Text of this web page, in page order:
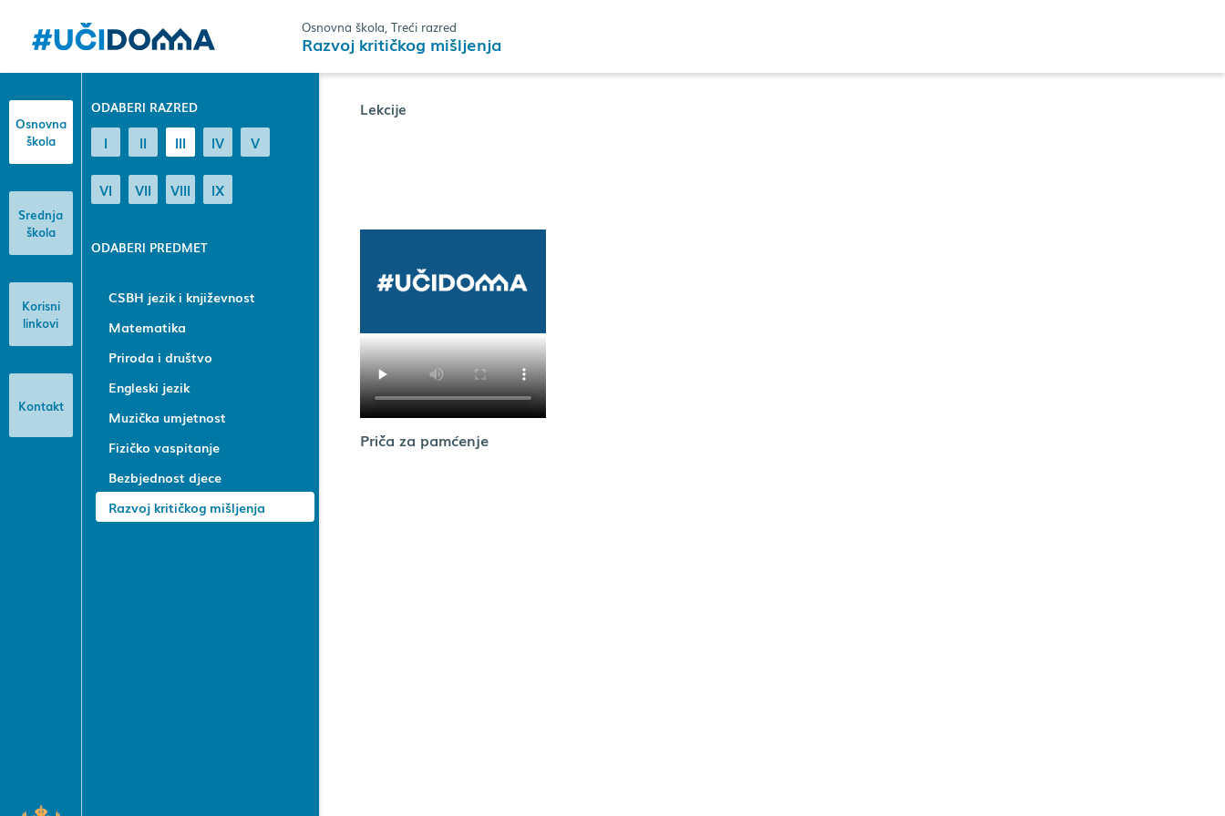
Osnovna škola, Treći razred
Razvoj kritičkog mišljenja
Osnovna
škola
Srednja
škola
Korisni
linkovi
Kontakt
ODABERI RAZRED
I II III IV V
VI VII VIII IX
ODABERI PREDMET
CSBH jezik i književnost
Matematika
Priroda i društvo
Engleski jezik
Muzička umjetnost
Fizičko vaspitanje
Bezbjednost djece
Razvoj kritičkog mišljenja
Lekcije
Priča za pamćenje